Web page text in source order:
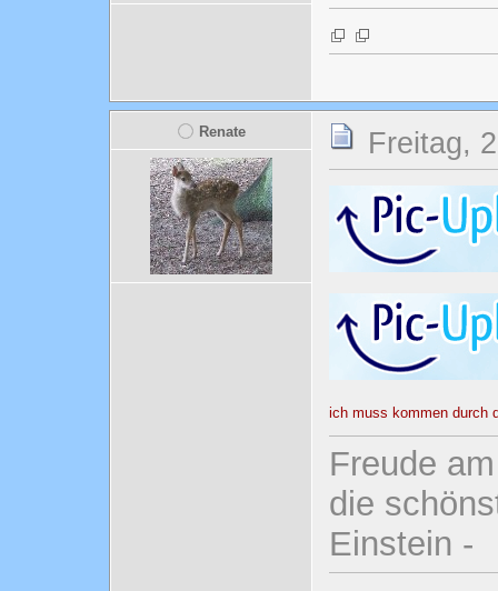
Renate Freitag,
ich muss kommen durch
Freude
die
Einstein -